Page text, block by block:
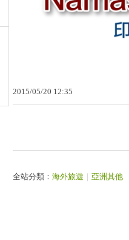
2015/05/20 12:35
全站分類： 海外旅遊 亞洲其他